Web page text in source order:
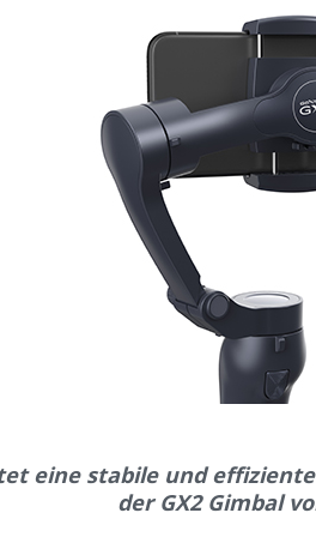
eine stabile und
der GX2 Gimbal